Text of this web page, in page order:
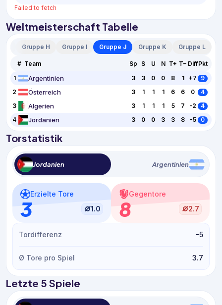
Failed to fetch
Weltmeisterschaft Tabelle
Gruppe H Gruppe I Gruppe J Gruppe K Gruppe L
# Team Sp S U N T+ T− DiffPkt
1
Argentinien 3 3 0 0 8 1 +7
9
2
Österreich 3 1 1 1 6 6 0
4
3
Algerien 3 1 1 1 5 7 -2
4
4
Jordanien 3 0 0 3 3 8 -5 0
Torstatistik
Jordanien Argentinien
Erzielte Tore
3 1.0
Gegentore
8 2.7
Tordifferenz -5
Ø Tore pro Spiel 3.7
Letzte 5 Spiele